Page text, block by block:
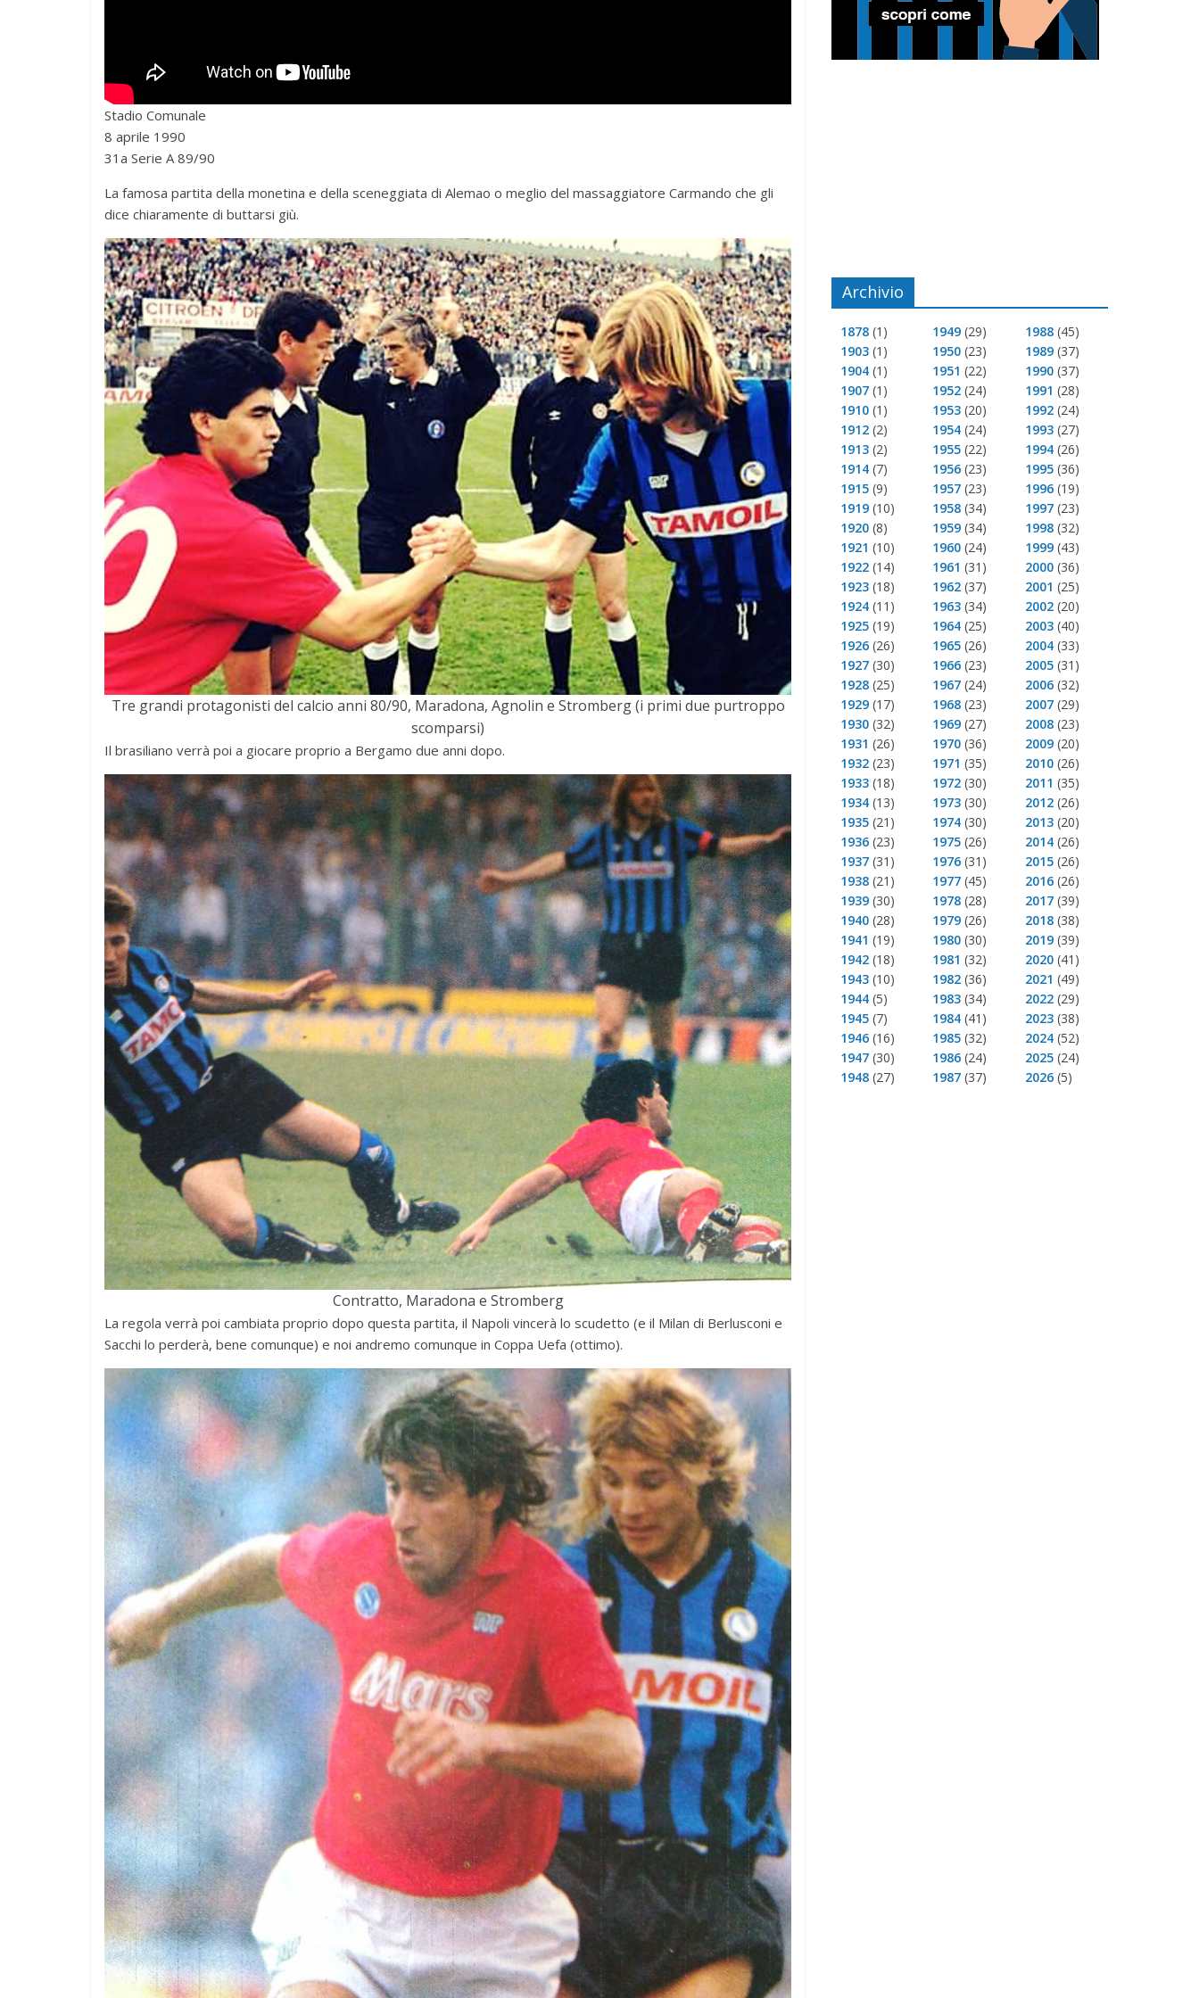
Stadio Comunale
8 aprile 1990
31a Serie A 89/90
La famosa partita della monetina e della sceneggiata di Alemao o meglio del massaggiatore Carmando che gli
dice chiaramente di buttarsi giù.
Tre grandi protagonisti del calcio anni 80/90, Maradona, Agnolin e Stromberg (i primi due purtroppo
scomparsi)
Il brasiliano verrà poi a giocare proprio a Bergamo due anni dopo.
Contratto, Maradona e Stromberg
La regola verrà poi cambiata proprio dopo questa partita, il Napoli vincerà lo scudetto (e il Milan di Berlusconi e
Sacchi lo perderà, bene comunque) e noi andremo comunque in Coppa Uefa (ottimo).
Archivio
1878 (1)
1903 (1)
1904 (1)
1907 (1)
1910 (1)
1912 (2)
1913 (2)
1914 (7)
1915 (9)
1919 (10)
1920 (8)
1921 (10)
1922 (14)
1923 (18)
1924 (11)
1925 (19)
1926 (26)
1927 (30)
1928 (25)
1929 (17)
1930 (32)
1931 (26)
1932 (23)
1933 (18)
1934 (13)
1935 (21)
1936 (23)
1937 (31)
1938 (21)
1939 (30)
1940 (28)
1941 (19)
1942 (18)
1943 (10)
1944 (5)
1945 (7)
1946 (16)
1947 (30)
1948 (27)
1949 (29)
1950 (23)
1951 (22)
1952 (24)
1953 (20)
1954 (24)
1955 (22)
1956 (23)
1957 (23)
1958 (34)
1959 (34)
1960 (24)
1961 (31)
1962 (37)
1963 (34)
1964 (25)
1965 (26)
1966 (23)
1967 (24)
1968 (23)
1969 (27)
1970 (36)
1971 (35)
1972 (30)
1973 (30)
1974 (30)
1975 (26)
1976 (31)
1977 (45)
1978 (28)
1979 (26)
1980 (30)
1981 (32)
1982 (36)
1983 (34)
1984 (41)
1985 (32)
1986 (24)
1987 (37)
1988(45)
1989(37)
1990(37)
1991 (28)
1992(24)
1993(27)
1994(26)
1995(36)
1996(19)
1997(23)
1998(32)
1999(43)
2000(36)
2001 (25)
2002(20)
2003(40)
2004(33)
2005(31)
2006(32)
2007(29)
2008(23)
2009(20)
2010(26)
2011 (35)
2012(26)
2013(20)
2014(26)
2015(26)
2016(26)
2017(39)
2018(38)
2019(39)
2020(41)
2021 (49)
2022(29)
2023(38)
2024(52)
2025(24)
2026(5)